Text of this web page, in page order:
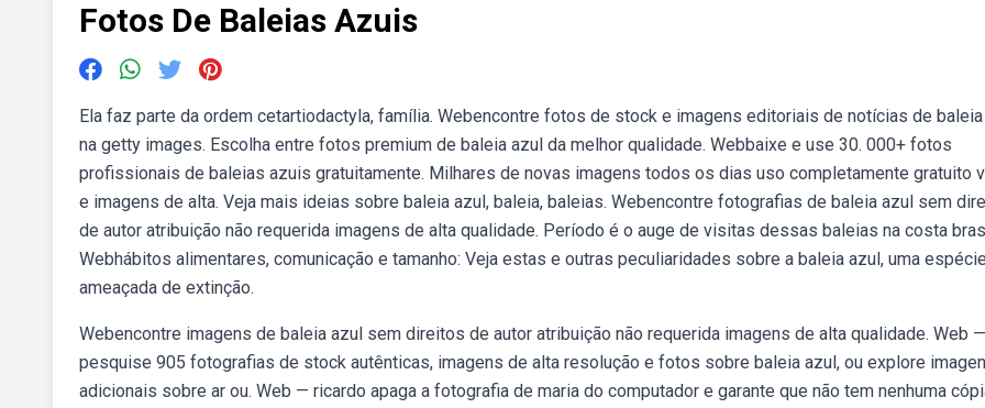
Fotos De Baleias Azuis
Ela faz parte da ordem cetartiodactyla, família. Webencontre fotos de stock e imagens editoriais de notícias de
na getty images. Escolha entre fotos premium de baleia azul da melhor qualidade. Webbaixe e use 30. 000+ fotos
profissionais de baleias azuis gratuitamente. Milhares de novas imagens todos os dias uso completamente gratuito
e imagens de alta. Veja mais ideias sobre baleia azul, baleia, baleias. Webencontre fotografias de baleia azul sem
de autor atribuição não requerida imagens de alta qualidade. Período é o auge de visitas dessas baleias na costa
Webhábitos alimentares, comunicação e tamanho: Veja estas e outras peculiaridades sobre a baleia azul, uma espécie
ameaçada de extinção.
Webencontre imagens de baleia azul sem direitos de autor atribuição não requerida imagens de alta qualidade. Web —
pesquise 905 fotografias de stock autênticas, imagens de alta resolução e fotos sobre baleia azul, ou explore
adicionais sobre ar ou. Web — ricardo apaga a fotografia de maria do computador e garante que não tem nenhuma